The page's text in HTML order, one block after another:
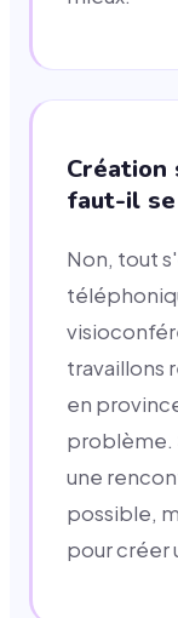
faut-il se
Non, tout
travaillons
en
problème.
une
possible,
pour créer